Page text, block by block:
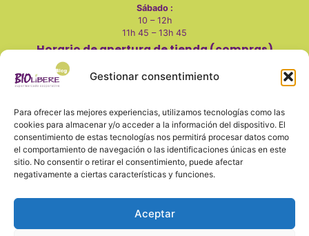
Gestionar consentimiento
Para ofrecer las mejores experiencias, utilizamos tecnologías como las
cookies para almacenar y/o acceder a la información del dispositivo. El
consentimiento de estas tecnologías nos permitirá procesar datos como
el comportamiento de navegación o las identificaciones únicas en este
sitio. No consentir o retirar el consentimiento, puede afectar
negativamente a ciertas características y funciones.
Aceptar
Sábado :
10 – 12h
11h 45 – 13h 45
Horario de apertura de tienda (compras)
Sábados:
10 - 14h
Lunes, domingo y festivos cerrado
También en redes